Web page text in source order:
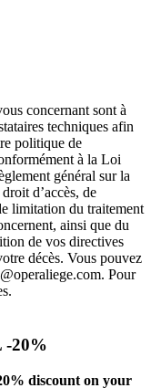
concernant sont à
techniques afin
politique de
à la Loi
général sur la
d’accès, de
limitation du traitement
ainsi que du
de vos directives
décès. Vous pouvez
Pour
-20%
discount on your